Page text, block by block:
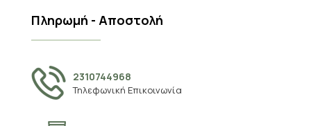
Πληρωμή - Αποστολή
2310744968
Τηλεφωνική Επικοινωνία